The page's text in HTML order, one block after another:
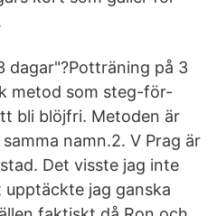
dagar"?Potträning på 3
metod som steg-för-
bli blöjfri. Metoden är
namn.2. V Prag är
Det visste jag inte
jag ganska